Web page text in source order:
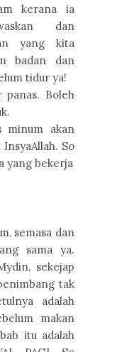
kerana ia
dan
yang kita
badan dan
tidur ya!
panas. Boleh
minum akan
So
yang bekerja
semasa dan
sama ya.
sekejap
tak
adalah
makan
itu adalah